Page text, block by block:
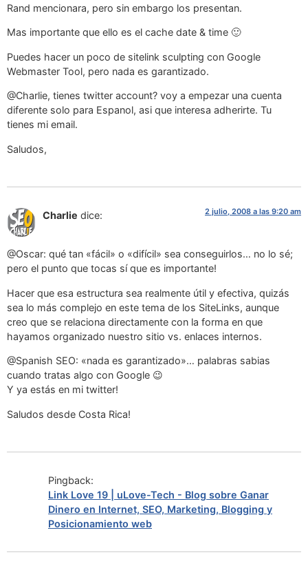
Rand mencionara, pero sin embargo los presentan.
Mas importante que ello es el cache date & time 🙂
Puedes hacer un poco de sitelink sculpting con Google
Webmaster Tool, pero nada es garantizado.
@Charlie, tienes twitter account? voy a empezar una cuenta
diferente solo para Espanol, asi que interesa adherirte. Tu
tienes mi email.
Saludos,
Charlie dice: 2 julio, 2008 a las 9:20 am
@Oscar: qué tan «fácil» o «difícil» sea conseguirlos… no lo sé;
pero el punto que tocas sí que es importante!
Hacer que esa estructura sea realmente útil y efectiva, quizás
sea lo más complejo en este tema de los SiteLinks, aunque
creo que se relaciona directamente con la forma en que
hayamos organizado nuestro sitio vs. enlaces internos.
@Spanish SEO: «nada es garantizado»… palabras sabias
cuando tratas algo con Google 😉
Y ya estás en mi twitter!
Saludos desde Costa Rica!
Pingback:
Link Love 19 | uLove-Tech - Blog sobre Ganar
Dinero en Internet, SEO, Marketing, Blogging y
Posicionamiento web